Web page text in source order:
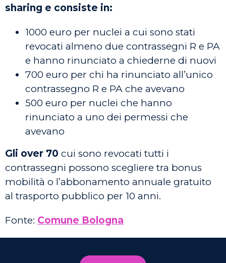
sharing e consiste in:
1000 euro per nuclei a cui sono stati
revocati almeno due contrassegni R e PA
e hanno rinunciato a chiederne di nuovi
700 euro per chi ha rinunciato all’unico
contrassegno R e PA che avevano
500 euro per nuclei che hanno
rinunciato a uno dei permessi che
avevano
Gli over 70 cui sono revocati tutti i
contrassegni possono scegliere tra bonus
mobilità o l’abbonamento annuale gratuito
al trasporto pubblico per 10 anni.
Fonte: Comune Bologna